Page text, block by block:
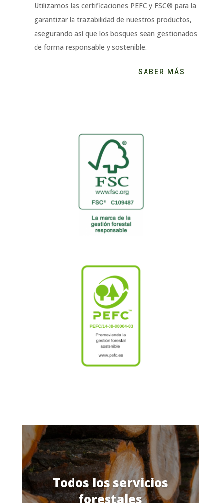
Utilizamos las certificaciones PEFC y FSC® para la
garantizar la trazabilidad de nuestros productos,
asegurando así que los bosques sean gestionados
de forma responsable y sostenible.
SABER MÁS
Todos los servicios
forestales